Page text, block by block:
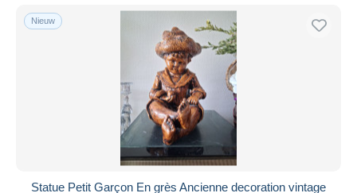
Toepassen
Nieuw
Statue Petit Garçon En grès Ancienne decoration vintage